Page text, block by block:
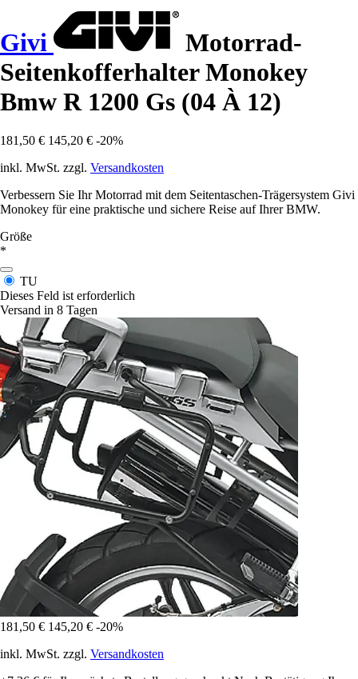
Givi
Motorrad-
Seitenkofferhalter Monokey
Bmw R 1200 Gs (04 À 12)
181,50 € 145,20 € -20%
inkl. MwSt. zzgl. Versandkosten
Verbessern Sie Ihr Motorrad mit dem Seitentaschen-Trägersystem Givi
Monokey für eine praktische und sichere Reise auf Ihrer BMW.
Größe
*
TU
Dieses Feld ist erforderlich
Versand in 8 Tagen
181,50 € 145,20 € -20%
inkl. MwSt. zzgl. Versandkosten